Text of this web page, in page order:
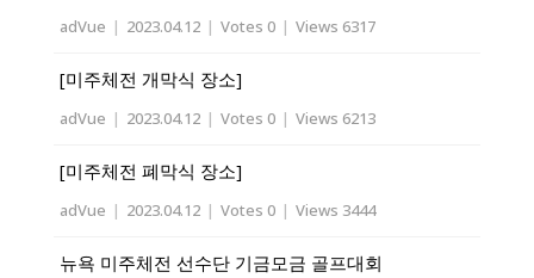
adVue | 2023.04.12 | Votes 0 | Views 6317
[미주체전 개막식 장소]
adVue | 2023.04.12 | Votes 0 | Views 6213
[미주체전 폐막식 장소]
adVue | 2023.04.12 | Votes 0 | Views 3444
뉴욕 미주체전 선수단 기금모금 골프대회